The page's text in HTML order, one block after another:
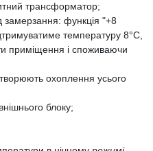
трансформатор;
замерзання: функція "+8
температуру 8°C,
приміщення і споживаючи
охоплення усього
блоку;